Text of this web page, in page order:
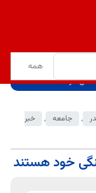
خود هستند
, جامعه ,
خبر
خود هستند